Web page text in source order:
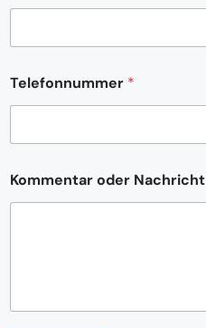
Telefonnummer *
E
-
Kommentar oder Nachricht